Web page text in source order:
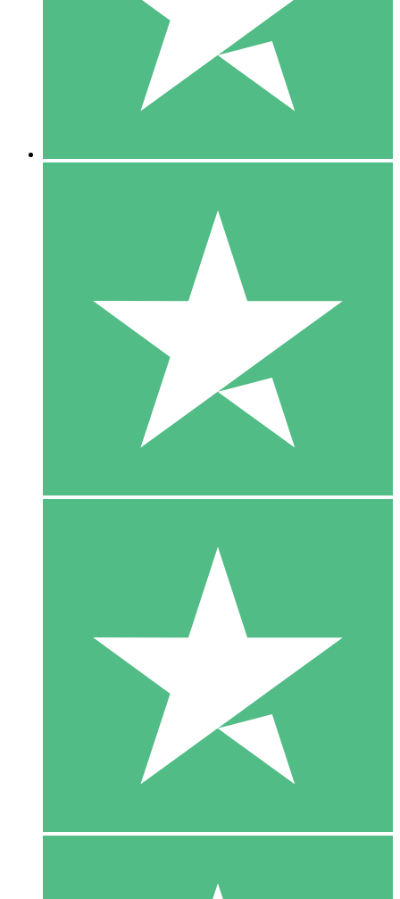
1000
10 Downloads
20 00